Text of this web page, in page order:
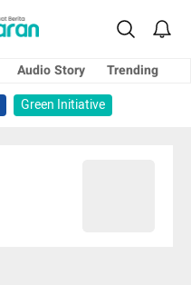
Audio Story
Trending
Green Initiative